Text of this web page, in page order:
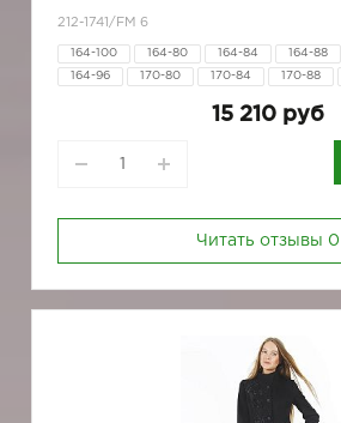
212-1741/FM 6
164-100 164-80 164-84 164-88
164-96 170-80 170-84 170-88
15 210 руб
Читать отзывы 0